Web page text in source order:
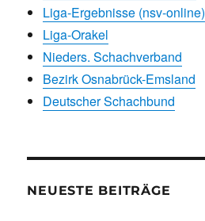
Liga-Ergebnisse (nsv-online)
Liga-Orakel
Nieders. Schachverband
Bezirk Osnabrück-Emsland
Deutscher Schachbund
NEUESTE BEITRÄGE